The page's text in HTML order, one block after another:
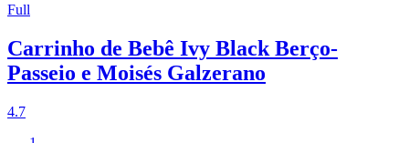
Full
Carrinho de Bebê Ivy Black Berço-
Passeio e Moisés Galzerano
4.7